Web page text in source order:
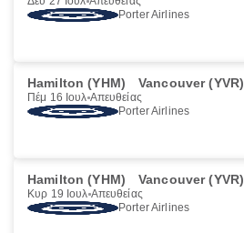
Porter Airlines
Hamilton (YHM) Vancouver (YVR)
Πέμ 16 Ιουλ Απευθείας
Porter Airlines
Hamilton (YHM) Vancouver (YVR)
Κυρ 19 Ιουλ Απευθείας
Porter Airlines